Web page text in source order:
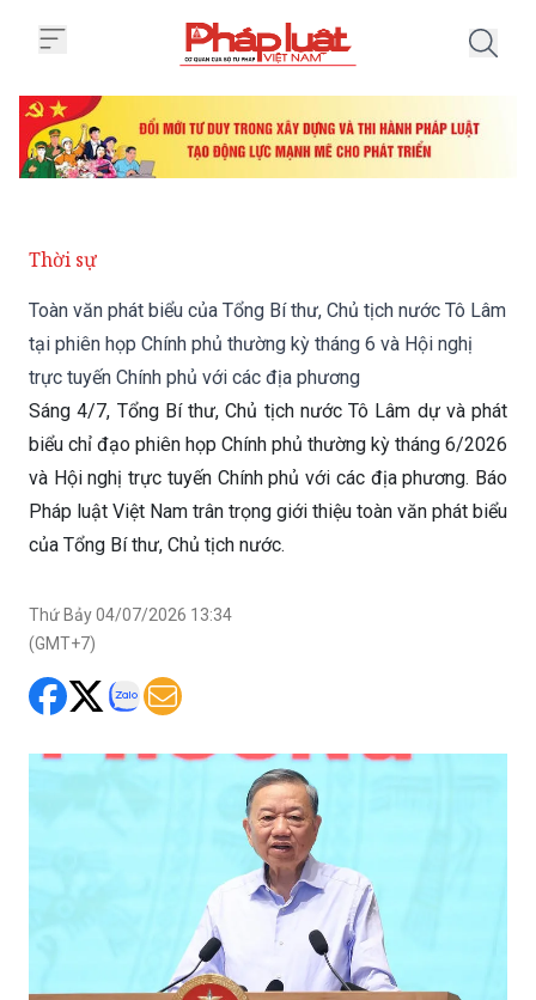
Thời sự
Toàn văn phát biểu của Tổng Bí thư, Chủ tịch nước Tô Lâm
tại phiên họp Chính phủ thường kỳ tháng 6 và Hội nghị
trực tuyến Chính phủ với các địa phương
Sáng 4/7, Tổng Bí thư, Chủ tịch nước Tô Lâm dự và phát
biểu chỉ đạo phiên họp Chính phủ thường kỳ tháng 6/2026
và Hội nghị trực tuyến Chính phủ với các địa phương. Báo
Pháp luật Việt Nam trân trọng giới thiệu toàn văn phát biểu
của Tổng Bí thư, Chủ tịch nước.
Thứ Bảy 04/07/2026 13:34
(GMT+7)